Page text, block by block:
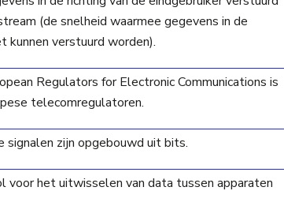
(de snelheid waarmee gegevens in de
kunnen verstuurd worden).
Regulators for Electronic Communications is
telecomregulatoren.
signalen zijn opgebouwd uit bits.
voor het uitwisselen van data tussen apparaten